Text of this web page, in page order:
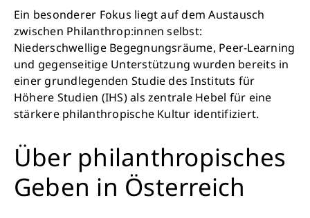
Ein besonderer Fokus liegt auf dem Austausch
zwischen Philanthrop:innen selbst:
Niederschwellige Begegnungsräume, Peer-Learning
und gegenseitige Unterstützung wurden bereits in
einer grundlegenden Studie des Instituts für
Höhere Studien (IHS) als zentrale Hebel für eine
stärkere philanthropische Kultur identifiziert.
Über philanthropisches
Geben in Österreich